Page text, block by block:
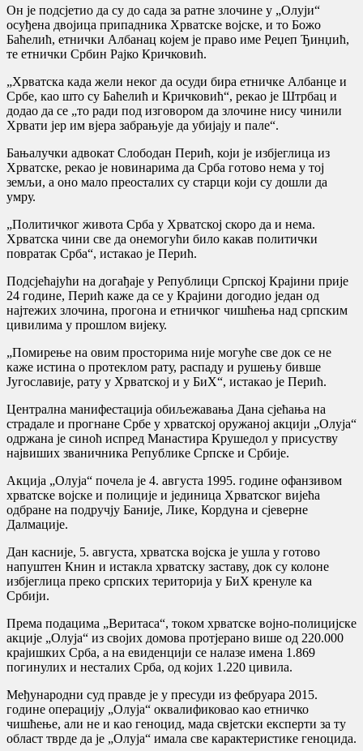
Он је подсјетио да су до сада за ратне злочине у „Олуји“
осуђена двојица припадника Хрватске војске, и то Божо
Баћелић, етнички Албанац којем је право име Реџеп Ђинџић,
те етнички Србин Рајко Кричковић.
„Хрватска када жели неког да осуди бира етничке Албанце и
Србе, као што су Баћелић и Кричковић“, рекао је Штрбац и
додао да се „то ради под изговором да злочине нису чинили
Хрвати јер им вјера забрањује да убијају и пале“.
Бањалучки адвокат Слободан Перић, који је избјеглица из
Хрватске, рекао је новинарима да Срба готово нема у тој
земљи, а оно мало преосталих су старци који су дошли да
умру.
„Политичког живота Срба у Хрватској скоро да и нема.
Хрватска чини све да онемогући било какав политички
повратак Срба“, истакао је Перић.
Подсјећајући на догађаје у Републици Српској Крајини прије
24 године, Перић каже да се у Крајини догодио један од
најтежих злочина, прогона и етничког чишћења над српским
цивилима у прошлом вијеку.
„Помирење на овим просторима није могуће све док се не
каже истина о протеклом рату, распаду и рушењу бивше
Југославије, рату у Хрватској и у БиХ“, истакао је Перић.
Централна манифестација обиљежавања Дана сјећања на
страдале и прогнане Србе у хрватској оружаној акцији „Олуја“
одржана је синоћ испред Манастира Крушедол у присуству
највиших званичника Републике Српске и Србије.
Акција „Олуја“ почела је 4. августа 1995. године офанзивом
хрватске војске и полиције и јединица Хрватског вијећа
одбране на подручју Баније, Лике, Кордуна и сјеверне
Далмације.
Дан касније, 5. августа, хрватска војска је ушла у готово
напуштен Книн и истакла хрватску заставу, док су колоне
избјеглица преко српских територија у БиХ кренуле ка
Србији.
Према подацима „Веритаса“, током хрватске војно-полицијске
акције „Олуја“ из својих домова протјерано више од 220.000
крајишких Срба, а на евиденцији се налазе имена 1.869
погинулих и несталих Срба, од којих 1.220 цивила.
Међународни суд правде је у пресуди из фебруара 2015.
године операцију „Олуја“ оквалификовао као етничко
чишћење, али не и као геноцид, мада свјетски експерти за ту
област тврде да је „Олуја“ имала све карактеристике геноцида.